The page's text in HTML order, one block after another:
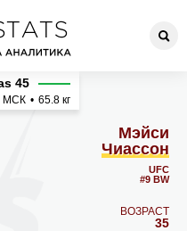
-
45
МСК • 65.8 кг
Мэйси
Чиассон
UFC
#9 BW
ВОЗРАСТ
35